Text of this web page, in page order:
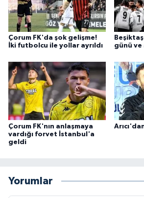
Çorum FK'da şok gelişme!
İki futbolcu ile yollar ayrıldı
günü
Çorum FK'nın anlaşmaya
vardığı forvet İstanbul'a
geldi
Yorumlar